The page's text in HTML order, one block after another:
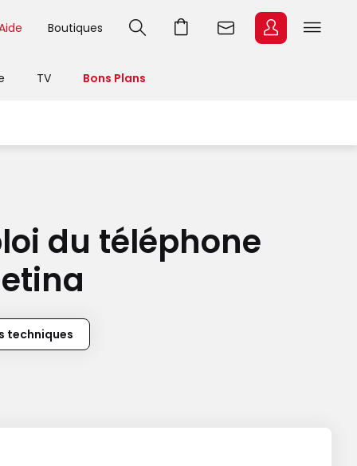
Boutiques
TV Bons Plans
du téléphone
techniques